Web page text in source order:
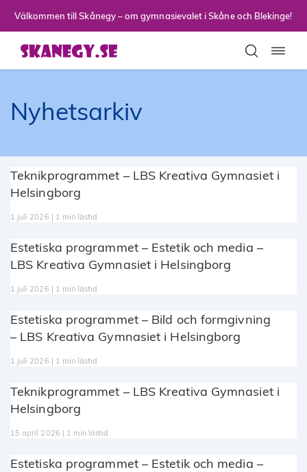
Välkommen till Skånegy – om gymnasievalet i Skåne och Blekinge!
Nyhetsarkiv
Teknikprogrammet – LBS Kreativa Gymnasiet i
Helsingborg
1 juli 2026 | 1 min lästid
Estetiska programmet – Estetik och media –
LBS Kreativa Gymnasiet i Helsingborg
1 juli 2026 | 1 min lästid
Estetiska programmet – Bild och formgivning
– LBS Kreativa Gymnasiet i Helsingborg
1 juli 2026 | 1 min lästid
Teknikprogrammet – LBS Kreativa Gymnasiet i
Helsingborg
15 april 2026 | 1 min lästid
Estetiska programmet – Estetik och media –